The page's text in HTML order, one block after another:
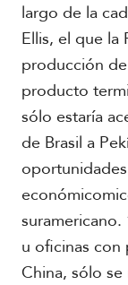
largo de la
Ellis, el que la
producción
producto
sólo estaría
de Brasil a
u oficinas con
China, sólo